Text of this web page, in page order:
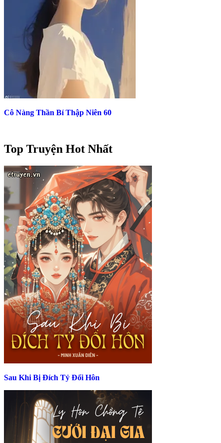
Cô Nàng Thần Bí Thập Niên 60
Top Truyện Hot Nhất
Sau Khi Bị Đích Tỷ Đổi Hôn